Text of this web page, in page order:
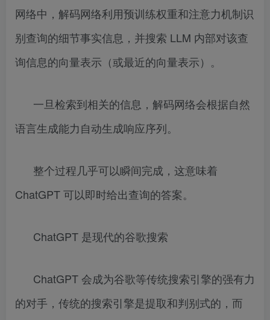
网络中，解码网络利用预训练权重和注意力机制识
别查询的细节事实信息，并搜索 LLM 内部对该查
询信息的向量表示（或最近的向量表示）。
一旦检索到相关的信息，解码网络会根据自然
语言生成能力自动生成响应序列。
整个过程几乎可以瞬间完成，这意味着
ChatGPT 可以即时给出查询的答案。
ChatGPT 是现代的谷歌搜索
ChatGPT 会成为谷歌等传统搜索引擎的强有力
的对手，传统的搜索引擎是提取和判别式的，而